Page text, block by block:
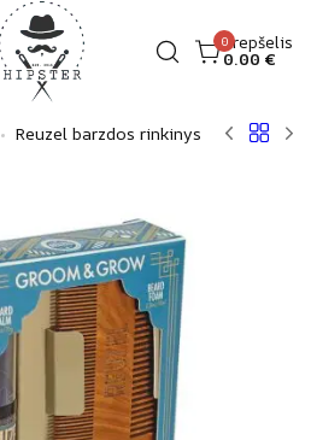
Hipster
0Krepšelis
0.00 €
Reuzel barzdos rinkinys